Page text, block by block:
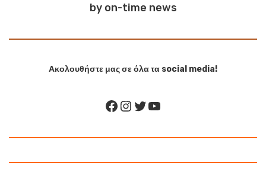
by on-time news
Ακολουθήστε μας σε όλα τα social media!